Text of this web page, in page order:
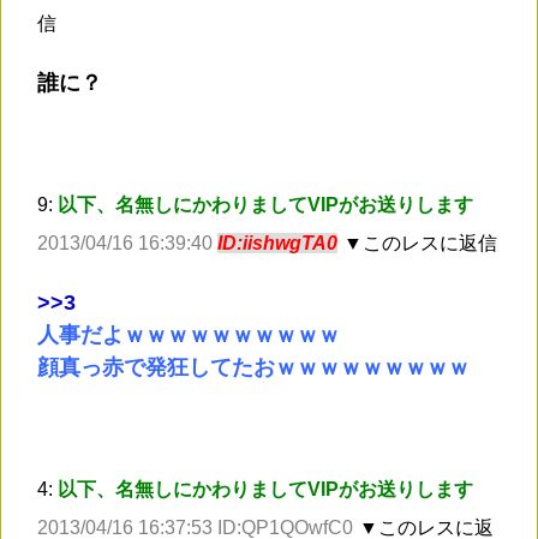
信
誰に？
9: 以下、名無しにかわりましてVIPがお送りします
2013/04/16 16:39:40 ID:iishwgTA0 ▼このレスに返信
>>3
人事だよｗｗｗｗｗｗｗｗｗｗ
顔真っ赤で発狂してたおｗｗｗｗｗｗｗｗｗ
4: 以下、名無しにかわりましてVIPがお送りします
2013/04/16 16:37:53 ID:QP1QOwfC0 ▼このレスに返